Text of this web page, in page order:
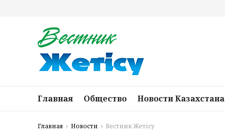
Главная Общество Новости Казахстана
Главная Новости Вестник Жетісу